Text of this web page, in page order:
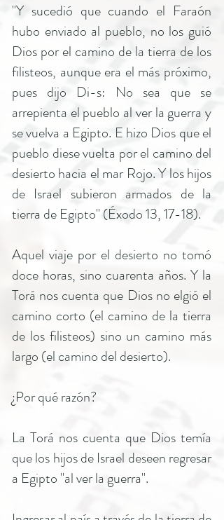
"Y sucedió que cuando el Faraón
hubo enviado al pueblo, no los guió
Dios por el camino de la tierra de los
filisteos, aunque era el más próximo,
pues dijo Di-s: No sea que se
arrepienta el pueblo al ver la guerra y
se vuelva a Egipto. E hizo Dios que el
pueblo diese vuelta por el camino del
desierto hacia el mar Rojo. Y los hijos
de Israel subieron armados de la
tierra de Egipto" (Éxodo 13, 17-18).
Aquel viaje por el desierto no tomó
doce horas, sino cuarenta años. Y la
Torá nos cuenta que Dios no elgió el
camino corto (el camino de la tierra
de los filisteos) sino un camino más
largo (el camino del desierto).
¿Por qué razón?
La Torá nos cuenta que Dios temía
que los hijos de Israel deseen regresar
a Egipto "al ver la guerra".